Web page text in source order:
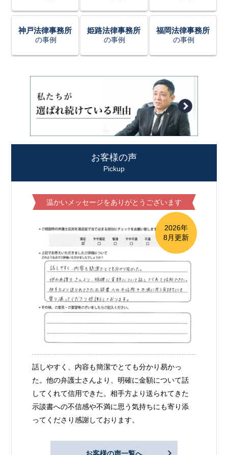
神戸法律事務所
の事例
姫路法律事務所
の事例
福岡法律事務所
の事例
お客様の声
Pickup
温かいメッセージをありがとうございます
2026年
8月更新
話しやすく、内容も簡潔でとても分かり易かっ
た。他の弁護士さんより、明確に金額について話
してくれて信用できた。相手方より送られてきた
示談書への不信感や不満に思う気持ちにも寄り添
ってくださり感謝しております。